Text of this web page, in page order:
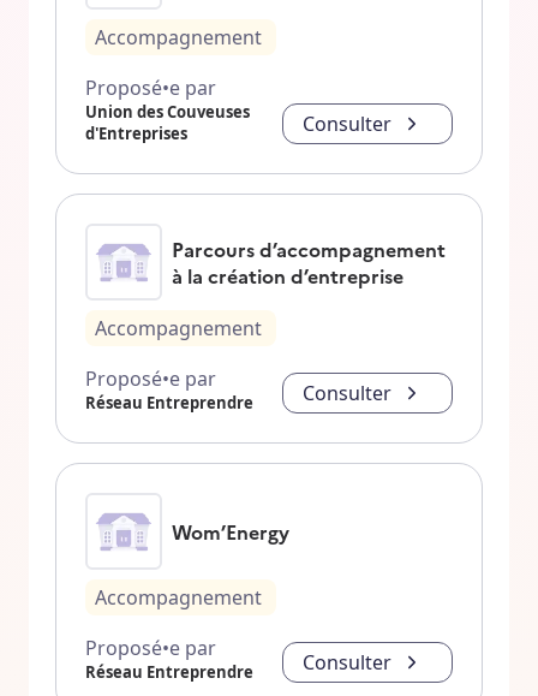
Accompagnement
Proposé•e par
Union des Couveuses
d'Entreprises
Consulter
Parcours d’accompagnement
à la création d’entreprise
Accompagnement
Proposé•e par
Réseau Entreprendre Consulter
Wom’Energy
Accompagnement
Proposé•e par
Réseau Entreprendre Consulter